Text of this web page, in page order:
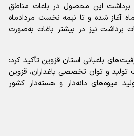
برداشت این محصول در باغات مناطق
آغاز شده و تا نیمه نخست مردادماه
برداشت نیز در بیشتر باغات به‌صورت
باغبانی استان قزوین تأکید کرد:
تولید و توان تخصصی باغداران، قزوین
میوه‌های دانه‌دار و هسته‌دار کشور